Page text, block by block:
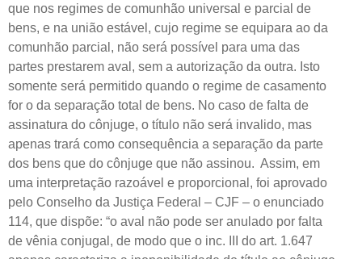
que nos regimes de comunhão universal e parcial de
bens, e na união estável, cujo regime se equipara ao da
comunhão parcial, não será possível para uma das
partes prestarem aval, sem a autorização da outra. Isto
somente será permitido quando o regime de casamento
for o da separação total de bens. No caso de falta de
assinatura do cônjuge, o título não será invalido, mas
apenas trará como consequência a separação da parte
dos bens que do cônjuge que não assinou. Assim, em
uma interpretação razoável e proporcional, foi aprovado
pelo Conselho da Justiça Federal – CJF – o enunciado
114, que dispõe: “o aval não pode ser anulado por falta
de vênia conjugal, de modo que o inc. III do art. 1.647